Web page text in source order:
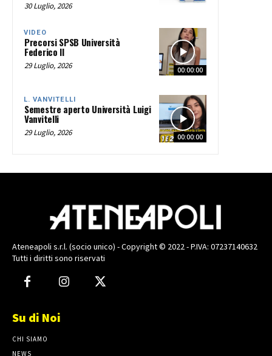
30 Luglio, 2026
00:00:00
VIDEO
Precorsi SPSB Università
Federico II
29 Luglio, 2026
00:00:00
L. VANVITELLI
Semestre aperto Università Luigi
Vanvitelli
29 Luglio, 2026
Ateneapoli s.r.l. (socio unico) - Copyright © 2022 - P.IVA: 07237140632
Tutti i diritti sono riservati
Su di Noi
CHI SIAMO
NEWS